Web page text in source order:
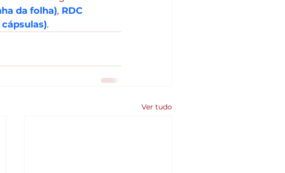
da folha), RDC
.
Ver tudo